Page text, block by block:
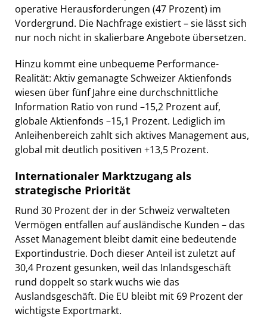
operative Herausforderungen (47 Prozent) im
Vordergrund. Die Nachfrage existiert – sie lässt sich
nur noch nicht in skalierbare Angebote übersetzen.
Hinzu kommt eine unbequeme Performance-
Realität: Aktiv gemanagte Schweizer Aktienfonds
wiesen über fünf Jahre eine durchschnittliche
Information Ratio von rund –15,2 Prozent auf,
globale Aktienfonds –15,1 Prozent. Lediglich im
Anleihenbereich zahlt sich aktives Management aus,
global mit deutlich positiven +13,5 Prozent.
Internationaler Marktzugang als
strategische Priorität
Rund 30 Prozent der in der Schweiz verwalteten
Vermögen entfallen auf ausländische Kunden – das
Asset Management bleibt damit eine bedeutende
Exportindustrie. Doch dieser Anteil ist zuletzt auf
30,4 Prozent gesunken, weil das Inlandsgeschäft
rund doppelt so stark wuchs wie das
Auslandsgeschäft. Die EU bleibt mit 69 Prozent der
wichtigste Exportmarkt.